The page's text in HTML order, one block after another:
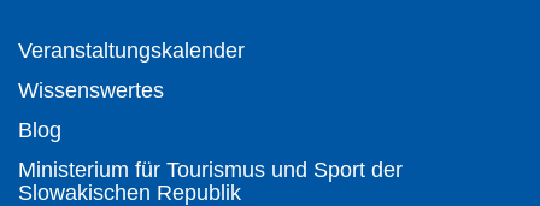
Veranstaltungskalender
Wissenswertes
Blog
Ministerium für Tourismus und Sport der
Slowakischen Republik